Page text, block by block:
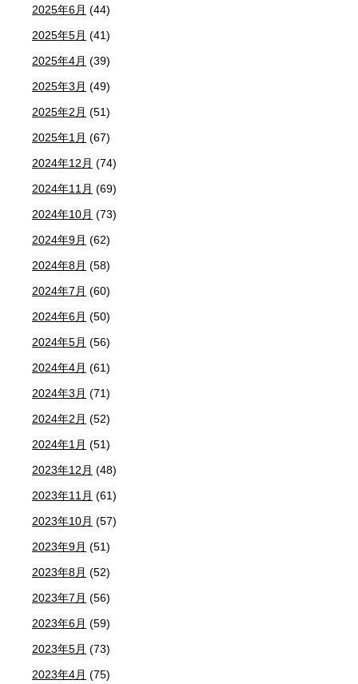
2025年6月 (44)
2025年5月 (41)
2025年4月 (39)
2025年3月 (49)
2025年2月 (51)
2025年1月 (67)
2024年12月 (74)
2024年11月 (69)
2024年10月 (73)
2024年9月 (62)
2024年8月 (58)
2024年7月 (60)
2024年6月 (50)
2024年5月 (56)
2024年4月 (61)
2024年3月 (71)
2024年2月 (52)
2024年1月 (51)
2023年12月 (48)
2023年11月 (61)
2023年10月 (57)
2023年9月 (51)
2023年8月 (52)
2023年7月 (56)
2023年6月 (59)
2023年5月 (73)
2023年4月 (75)